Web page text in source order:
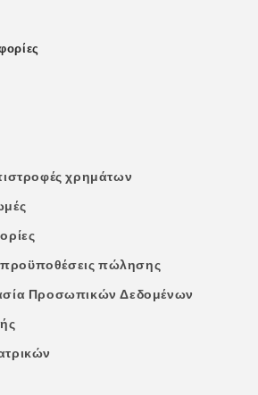
χρημάτων
προϋποθέσεις πώλησης
Προσωπικών Δεδομένων